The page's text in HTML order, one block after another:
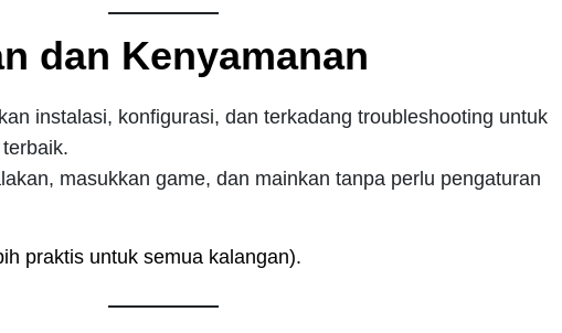
dan Kenyamanan
instalasi, konfigurasi, dan terkadang troubleshooting untuk
masukkan game, dan mainkan tanpa perlu pengaturan
praktis untuk semua kalangan).